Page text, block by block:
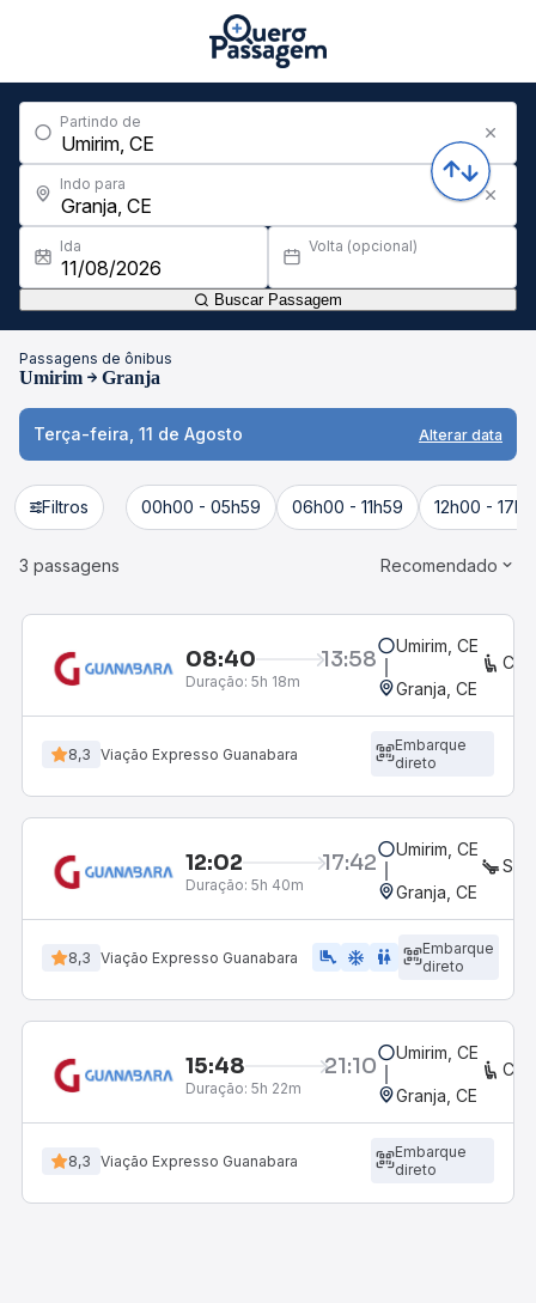
Partindo de
Indo para
Ida Volta (opcional)
Buscar Passagem
Passagens de ônibus
Umirim Granja
Terça-feira, 11 de Agosto Alterar data
Filtros 00h00 - 05h59 06h00 - 11h59 12h00 -
3 passagens Recomendado
08:40 13:58
Duração: 5h 18m
Umirim, CE
Granja, CE
8,3 Viação Expresso Guanabara
Embarque
direto
12:02 17:42
Duração: 5h 40m
Umirim, CE
Granja, CE
8,3 Viação Expresso Guanabara airline_seat_legroom_extra ac_unit WC
Embarque
direto
15:48 21:10
Duração: 5h 22m
Umirim, CE
Granja, CE
8,3 Viação Expresso Guanabara
Embarque
direto